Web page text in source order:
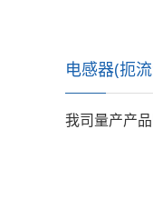
电感器(扼
我司量产产